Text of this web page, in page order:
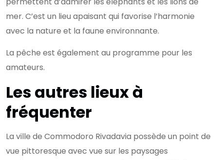
mer. C’est un lieu apaisant qui favorise l’harmonie
avec la nature et la faune environnante.
La pêche est également au programme pour les
amateurs.
Les autres lieux à
fréquenter
La ville de Commodoro Rivadavia possède un point de
vue pittoresque avec vue sur les paysages